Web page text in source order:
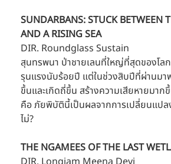
SUNDARBANS: STUCK BETWEEN
AND A RISING SEA
DIR. Roundglass Sustain
สุนทรพนา ป่าชายเลนที่ใหญ่ที่สุดของโล
รุนแรงนับร้อยปี แต่ในช่วงสิบปีที่ผ่านมา
ขึ้นและเกิดถี่ขึ้น สร้างความเสียหายมาก
คือ ภัยพิบัตินี้เป็นผลจากการเปลี่ยนแป
ไม่?
THE NGAMEES OF THE LAST